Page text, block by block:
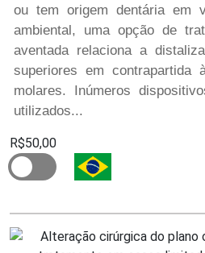
ou tem origem dentária em
ambiental, uma opção de
aventada relaciona a
superiores em contrapartida
molares. Inúmeros
utilizados...
R$50,00